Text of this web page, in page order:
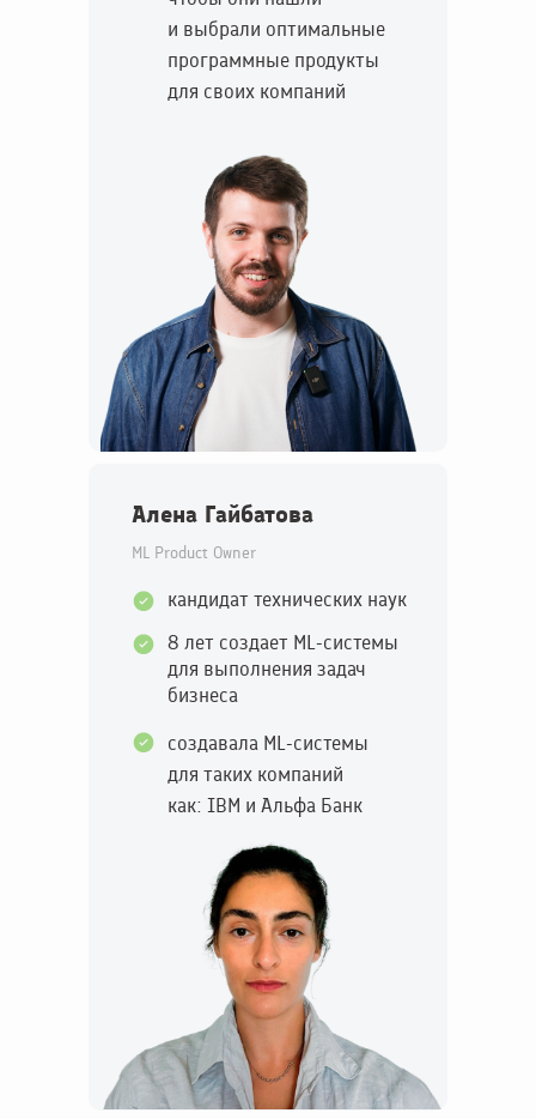
Алена Гайбатова
ML Product Owner
кандидат технических наук
8 лет создает ML-системы
для выполнения задач
бизнеса
создавала ML-системы
для таких компаний
как: IBM и Альфа Банк
и выбрали оптимальные
программные продукты
для своих компаний